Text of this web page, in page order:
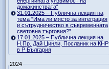
домакинствата“
31.01.2025 – Публична лекция на
тема “Има ли място за интеграция
и сътрудничество в съвременната
световна търговия?”
17.01.2025 – Публична лекция на
Н.Пр. Дай Цинли, Посланик на КНР
в Р България
2024